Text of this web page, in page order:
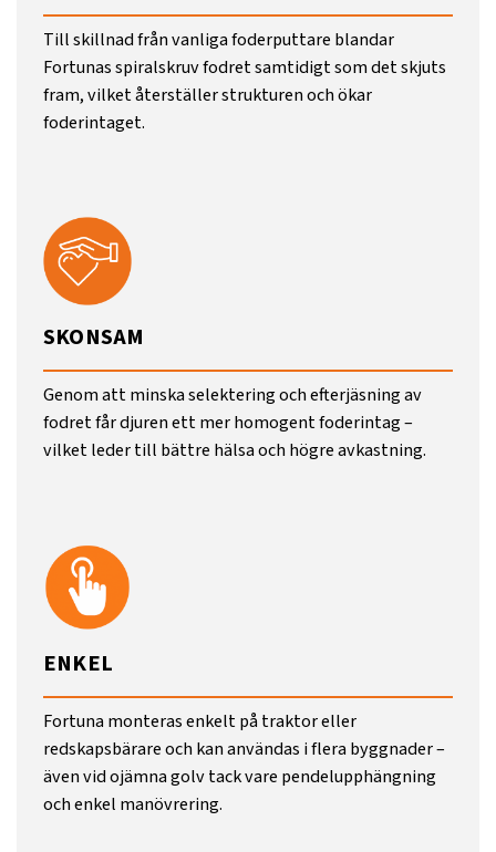
Till skillnad från vanliga foderputtare blandar
Fortunas spiralskruv fodret samtidigt som det skjuts
fram, vilket återställer strukturen och ökar
foderintaget.
SKONSAM
Genom att minska selektering och efterjäsning av
fodret får djuren ett mer homogent foderintag –
vilket leder till bättre hälsa och högre avkastning.
ENKEL
Fortuna monteras enkelt på traktor eller
redskapsbärare och kan användas i flera byggnader –
även vid ojämna golv tack vare pendelupphängning
och enkel manövrering.